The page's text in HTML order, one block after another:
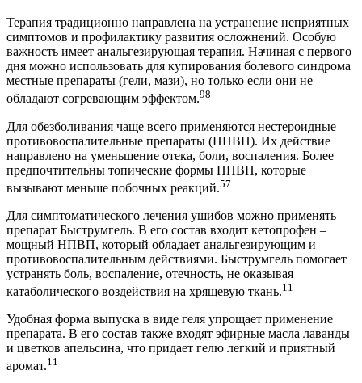
Терапия традиционно направлена на устранение неприятных
симптомов и профилактику развития осложнений. Особую
важность имеет анальгезирующая терапия. Начиная с первого
дня можно использовать для купирования болевого синдрома
местные препараты (гели, мази), но только если они не
обладают согревающим эффектом.98
Для обезболивания чаще всего применяются нестероидные
противовоспалительные препараты (НПВП). Их действие
направлено на уменьшение отека, боли, воспаления. Более
предпочтительны топические формы НПВП, которые
вызывают меньше побочных реакций.57
Для симптоматического лечения ушибов можно применять
препарат Быструмгель. В его состав входит кетопрофен –
мощный НПВП, который обладает анальгезирующим и
противовоспалительным действиями. Быструмгель помогает
устранять боль, воспаление, отечность, не оказывая
катаболического воздействия на хрящевую ткань.11
Удобная форма выпуска в виде геля упрощает применение
препарата. В его состав также входят эфирные масла лаванды
и цветков апельсина, что придает гелю легкий и приятный
аромат.11